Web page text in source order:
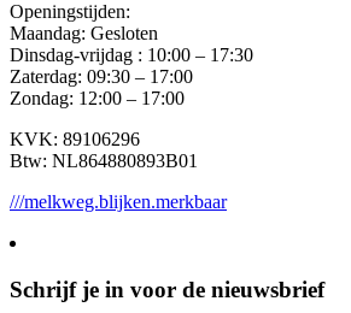
Openingstijden:
Maandag: Gesloten
Dinsdag-vrijdag : 10:00 – 17:30
Zaterdag: 09:30 – 17:00
Zondag: 12:00 – 17:00
KVK: 89106296
Btw: NL864880893B01
///melkweg.blijken.merkbaar
Schrijf je in voor de nieuwsbrief